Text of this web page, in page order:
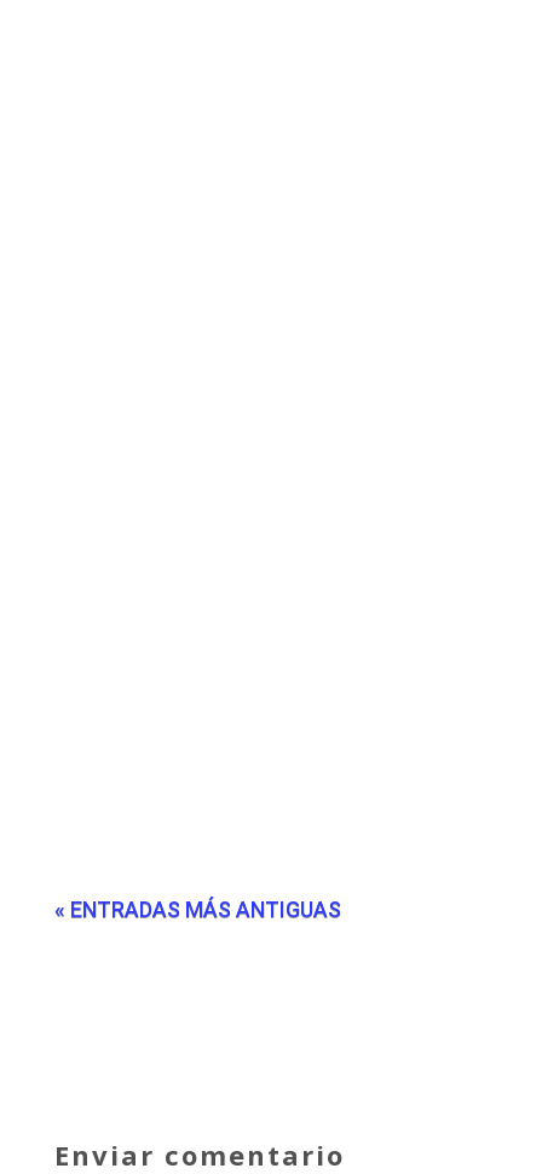
« ENTRADAS MÁS ANTIGUAS
Enviar comentario